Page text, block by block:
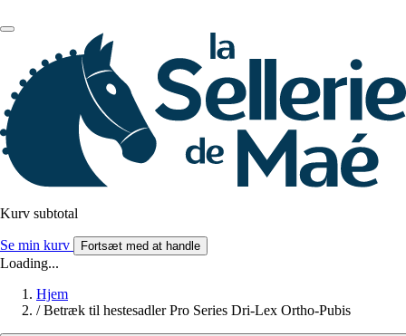
Kurv subtotal
Se min kurv Fortsæt med at handle
Loading...
Hjem
/ Betræk til hestesadler Pro Series Dri-Lex Ortho-Pubis